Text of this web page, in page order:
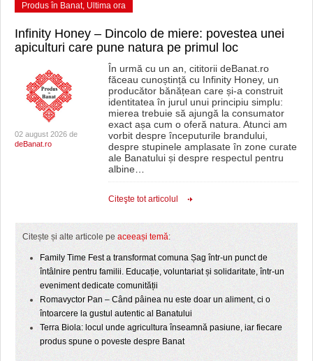
Produs în Banat, Ultima ora
Infinity Honey – Dincolo de miere: povestea unei
apiculturi care pune natura pe primul loc
02 august 2026 de
deBanat.ro
În urmă cu un an, cititorii deBanat.ro
făceau cunoștință cu Infinity Honey, un
producător bănățean care și-a construit
identitatea în jurul unui principiu simplu:
mierea trebuie să ajungă la consumator
exact așa cum o oferă natura. Atunci am
vorbit despre începuturile brandului,
despre stupinele amplasate în zone curate
ale Banatului și despre respectul pentru
albine…
Citeşte tot articolul
Citește și alte articole pe aceeași temă:
Family Time Fest a transformat comuna Șag într-un punct de
întâlnire pentru familii. Educație, voluntariat și solidaritate, într-un
eveniment dedicate comunității
Romavyctor Pan – Când pâinea nu este doar un aliment, ci o
întoarcere la gustul autentic al Banatului
Terra Biola: locul unde agricultura înseamnă pasiune, iar fiecare
produs spune o poveste despre Banat